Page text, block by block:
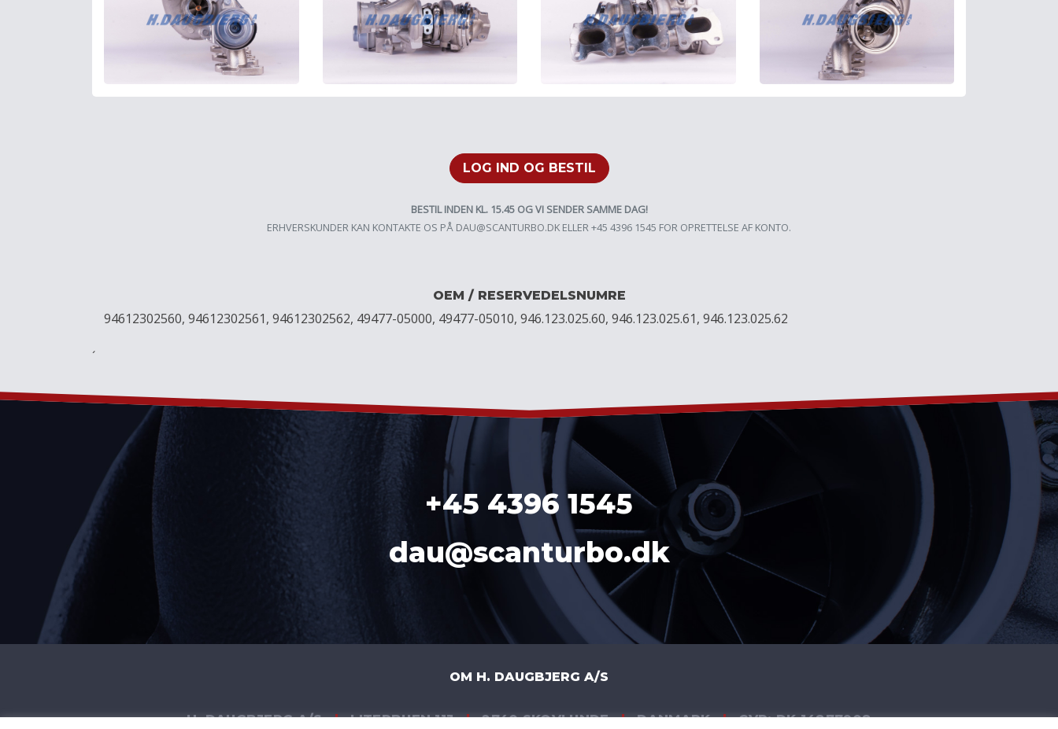
LOG IND OG BESTIL
BESTIL INDEN KL. 15.45 OG VI SENDER SAMME DAG!
ERHVERSKUNDER KAN KONTAKTE OS PÅ DAU@SCANTURBO.DK ELLER +45 4396 1545 FOR OPRETTELSE AF KONTO.
OEM / RESERVEDELSNUMRE
94612302560, 94612302561, 94612302562, 49477-05000, 49477-05010, 946.123.025.60, 946.123.025.61, 946.123.025.62
´
+45 4396 1545
dau@scanturbo.dk
OM H. DAUGBJERG A/S
H. DAUGBJERG A/S | LITERBUEN 11J | 2740 SKOVLUNDE | DANMARK | CVR: DK 14877908